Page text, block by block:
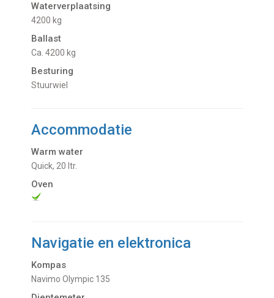
Waterverplaatsing
4200 kg
Ballast
Ca. 4200 kg
Besturing
Stuurwiel
Accommodatie
Warm water
Quick, 20 ltr.
Oven
Navigatie en elektronica
Kompas
Navimo Olympic 135